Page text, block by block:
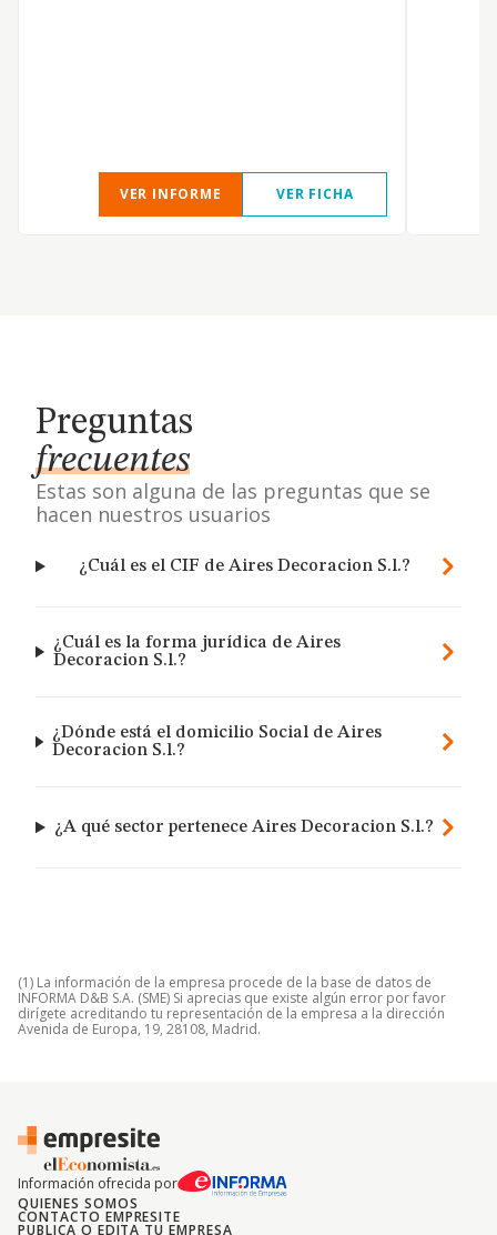
VER INFORME VER FICHA
Preguntas
frecuentes
Estas son alguna de las preguntas que se
hacen nuestros usuarios
¿Cuál es el CIF de Aires Decoracion S.l.?
¿Cuál es la forma jurídica de Aires
Decoracion S.l.?
¿Dónde está el domicilio Social de Aires
Decoracion S.l.?
¿A qué sector pertenece Aires Decoracion S.l.?
(1) La información de la empresa procede de la base de datos de
INFORMA D&B S.A. (SME) Si aprecias que existe algún error por favor
dirígete acreditando tu representación de la empresa a la dirección
Avenida de Europa, 19, 28108, Madrid.
Información ofrecida por
QUIENES SOMOS
CONTACTO EMPRESITE
PUBLICA O EDITA TU EMPRESA